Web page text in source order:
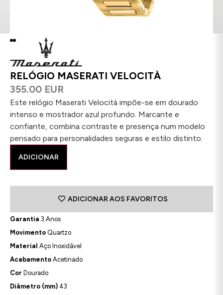
RELÓGIO MASERATI VELOCITÀ
355.00 EUR
Este relógio Maserati Velocità impõe-se em dourado
intenso e mostrador azul profundo. Marcante e
confiante, combina contraste e presença num modelo
pensado para personalidades seguras e estilo distinto.
ADICIONAR
ADICIONAR AOS FAVORITOS
Garantia 3 Anos
Movimento Quartzo
Material Aço Inoxidável
Acabamento Acetinado
Cor Dourado
Diâmetro (mm) 43